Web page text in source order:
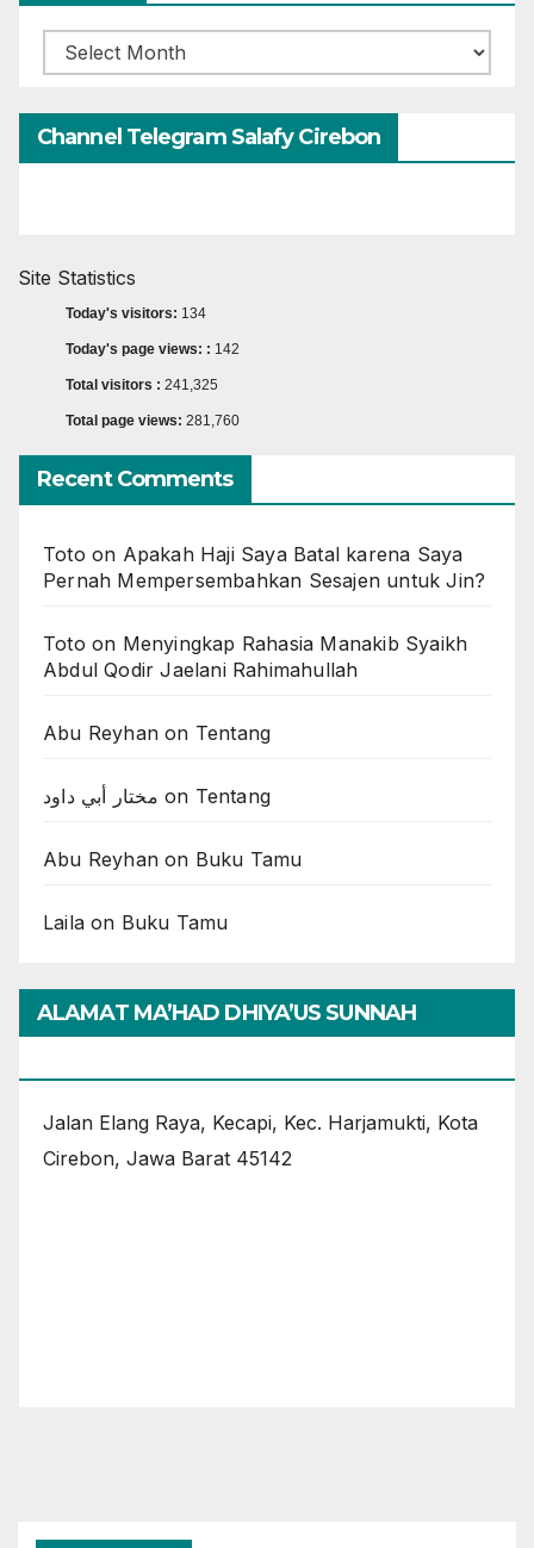
Archives
Channel Telegram Salafy Cirebon
Site Statistics
Today's visitors: 134
Today's page views: : 142
Total visitors : 241,325
Total page views: 281,760
Recent Comments
Toto on Apakah Haji Saya Batal karena Saya
Pernah Mempersembahkan Sesajen untuk Jin?
Toto on Menyingkap Rahasia Manakib Syaikh
Abdul Qodir Jaelani Rahimahullah
Abu Reyhan on Tentang
مختار أبي داود on Tentang
Abu Reyhan on Buku Tamu
Laila on Buku Tamu
ALAMAT MA’HAD DHIYA’US SUNNAH
Jalan Elang Raya, Kecapi, Kec. Harjamukti, Kota
Cirebon, Jawa Barat 45142